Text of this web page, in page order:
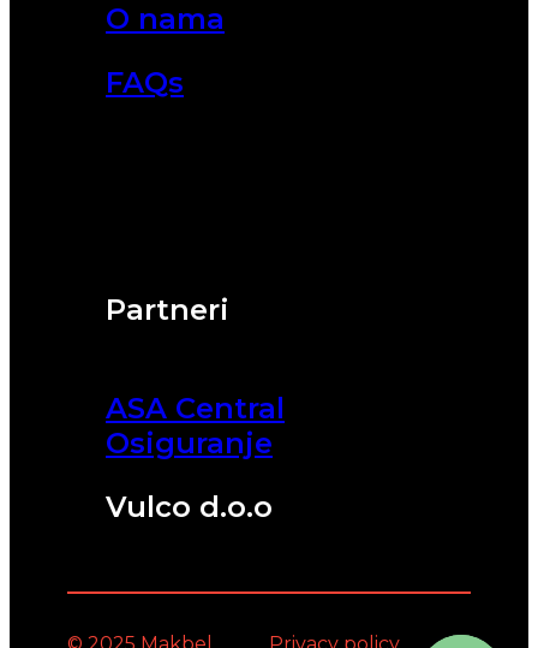
Partneri
ASA Central
Osiguranje
Vulco d.o.o
O nama
FAQs